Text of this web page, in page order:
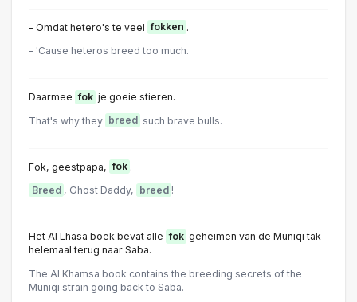
- Omdat hetero's te veel fokken .
- 'Cause heteros breed too much.
Daarmee fok je goeie stieren.
That's why they breed such brave bulls.
Fok, geestpapa, fok .
Breed , Ghost Daddy, breed !
Het Al Lhasa boek bevat alle fok geheimen van de Muniqi tak
helemaal terug naar Saba.
The Al Khamsa book contains the breeding secrets of the
Muniqi strain going back to Saba.